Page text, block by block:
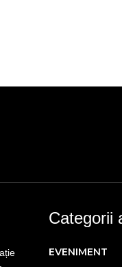
Categorii
EVENIMENT